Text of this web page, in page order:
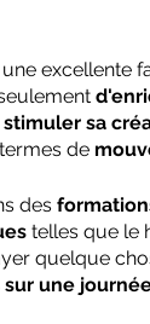
excellente
sa
de
des
telles que le
quelque
une